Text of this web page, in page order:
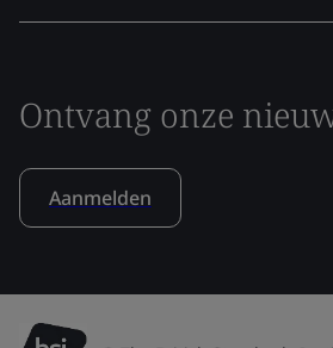
Ontvang onze
Aanmelden